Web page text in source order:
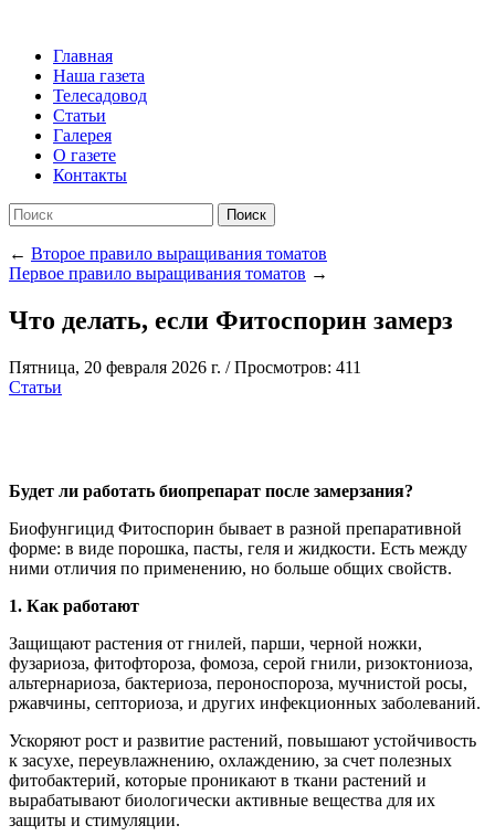
Главная
Наша газета
Телесадовод
Статьи
Галерея
О газете
Контакты
Поиск
← Второе правило выращивания томатов
Первое правило выращивания томатов →
Что делать, если Фитоспорин замерз
Пятница, 20 февраля 2026 г. /Просмотров: 411
Статьи
Будет ли работать биопрепарат после замерзания?
Биофунгицид Фитоспорин бывает в разной препаративной
форме: в виде порошка, пасты, геля и жидкости. Есть между
ними отличия по применению, но больше общих свойств.
1. Как работают
Защищают растения от гнилей, парши, черной ножки,
фузариоза, фитофтороза, фомоза, серой гнили, ризоктониоза,
альтернариоза, бактериоза, пероноспороза, мучнистой росы,
ржавчины, септориоза, и других инфекционных заболеваний.
Ускоряют рост и развитие растений, повышают устойчивость
к засухе, переувлажнению, охлаждению, за счет полезных
фитобактерий, которые проникают в ткани растений и
вырабатывают биологически активные вещества для их
защиты и стимуляции.